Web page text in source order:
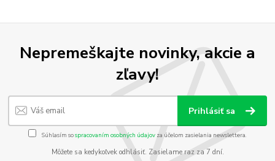
Nepremeškajte novinky, akcie a
zľavy!
Prihlásiť sa
Súhlasím sospracovaním osobných údajov za účelom zasielania newslettera.
Môžete sa kedykoľvek odhlásiť. Zasielame raz za 7 dní.